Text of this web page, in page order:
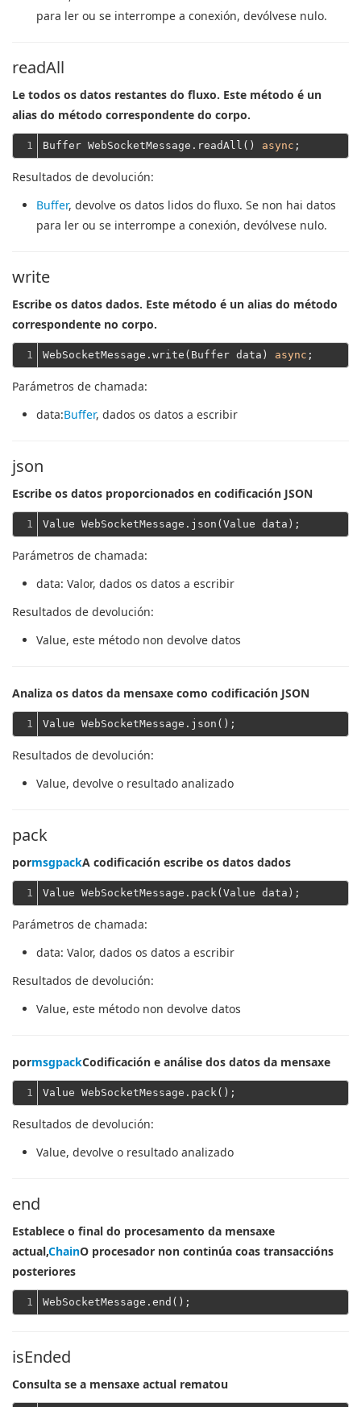
para ler ou se interrompe a conexión, devólvese nulo.
readAll
Le todos os datos restantes do fluxo. Este método é un
alias do método correspondente do corpo.
1 Buffer WebSocketMessage.readAll() async
Resultados de devolución:
Buffer, devolve os datos lidos do fluxo. Se non hai datos
para ler ou se interrompe a conexión, devólvese nulo.
write
Escribe os datos dados. Este método é un alias do método
correspondente no corpo.
1 WebSocketMessage.write(Buffer data) async
Parámetros de chamada:
data:Buffer, dados os datos a escribir
json
Escribe os datos proporcionados en codificación JSON
1
Parámetros de chamada:
data: Valor, dados os datos a escribir
Resultados de devolución:
Value, este método non devolve datos
Analiza os datos da mensaxe como codificación JSON
1
Resultados de devolución:
Value, devolve o resultado analizado
pack
pormsgpackA codificación escribe os datos dados
1
Parámetros de chamada:
data: Valor, dados os datos a escribir
Resultados de devolución:
Value, este método non devolve datos
pormsgpackCodificación e análise dos datos da mensaxe
1
Resultados de devolución:
Value, devolve o resultado analizado
end
Establece o final do procesamento da mensaxe
actual,ChainO procesador non continúa coas transaccións
posteriores
1
isEnded
Consulta se a mensaxe actual rematou